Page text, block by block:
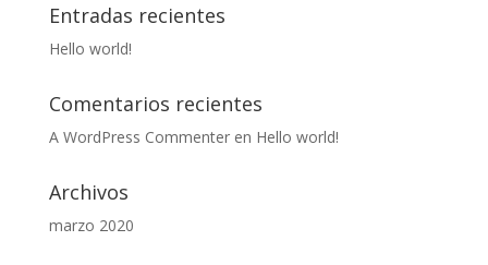
Entradas recientes
Hello world!
Comentarios recientes
A WordPress Commenteren Hello world!
Archivos
marzo 2020